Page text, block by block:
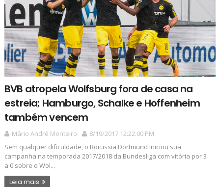
BVB atropela Wolfsburg fora de casa na
estreia; Hamburgo, Schalke e Hoffenheim
também vencem
Mário André Monteiro
8/19/2017 12:22:00 PM
Sem qualquer dificuldade, o Borussia Dortmund iniciou sua
campanha na temporada 2017/2018 da Bundesliga com vitória por 3
a 0 sobre o Wol...
Leia mais